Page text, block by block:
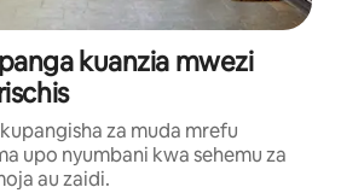
kuanzia mwezi
za muda mrefu
upo nyumbani kwa sehemu za
au zaidi.